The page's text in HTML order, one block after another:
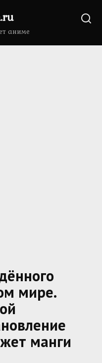
аниме
мире.
манги